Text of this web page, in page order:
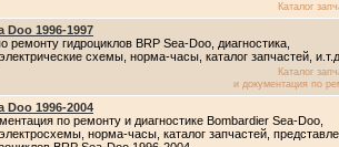
Каталог
Doo 1996-1997
ремонту гидроциклов BRP Sea-Doo, диагностика,
схемы, норма-часы, каталог запчастей,
Каталог
и документация по
Doo 1996-2004
по ремонту и диагностике Bombardier Sea-Doo,
норма-часы, каталог запчастей,